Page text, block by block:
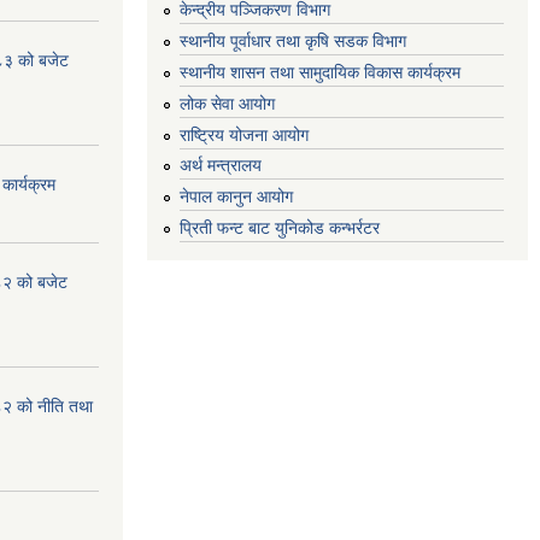
को बजेट
को बजेट
को नीति तथा
केन्द्रीय पञ्जिकरण विभाग
स्थानीय पूर्वाधार तथा कृषि सडक विभाग
स्थानीय शासन तथा सामुदायिक विकास कार्यक्रम
लोक सेवा आयोग
राष्ट्रिय योजना आयोग
अर्थ मन्त्रालय
नेपाल कानुन आयोग
प्रिती फन्ट बाट युनिकोड कन्भर्रटर